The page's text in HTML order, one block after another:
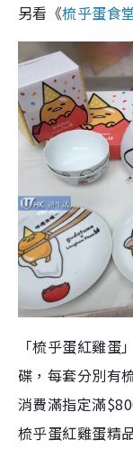
另看《梳乎蛋食
「梳乎蛋紅雞
碟，每套分別有
消費滿指定滿
梳乎蛋紅雞蛋精